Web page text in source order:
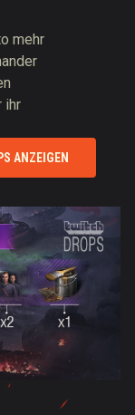
mehr
ihr
ANZEIGEN